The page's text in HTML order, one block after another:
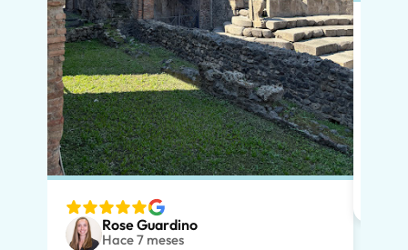
Rose Guardino
Hace 7 meses